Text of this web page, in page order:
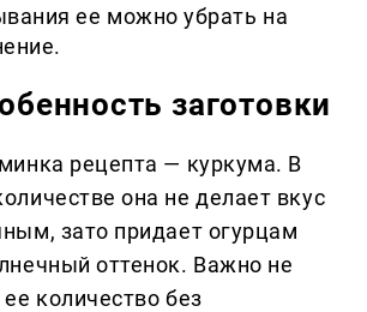
ее можно убрать на
заготовки
рецепта — куркума. В
она не делает вкус
зато придает огурцам
оттенок. Важно не
количество без